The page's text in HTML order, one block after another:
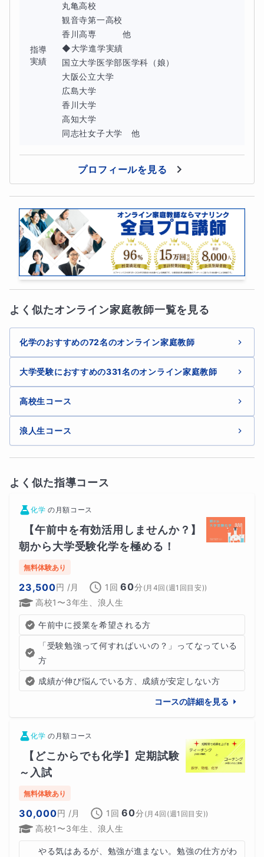
無料体験について
最初の質問は１問
コース作成の仕様上「無料体験あり」の欄に「Zoomを使
った45～60分の体験指導／お打ち合わせが可能」と表示
質問回数について
４問／月とします。
一度の解説で理解できなかった場合の
ません。理解できるまで解説します。
１問だけ（2,000円：税込2,200円）、８問／月（10,000
円：税込11,000円）のコースも設定可能です。
単発のオンライン指導
：税込2,200円）
指導
実績
丸亀高校
観音寺第一高校
香川高専　　　他
◆大学進学実績
国立大学医学部医学科（娘）
大阪公立大学
広島大学
香川大学
高知大学
同志社女子大学　他
プロフィールを見る
よく似たオンライン家庭教師一覧を見る
化学のおすすめの72名のオンライン家庭教師
大学受験におすすめの331名のオンライン家庭教師
高校生コース
浪人生コース
よく似た指導コース
化学 の 月額コース
【午前中を有効活用しませんか？】
朝から大学受験化学を極める！
無料体験あり
23,500円 /月 1回 60分 (月4回(週1回目安))
高校1〜3年生、浪人生
午前中に授業を希望される方
「受験勉強って何すればいいの？」ってなっている
方
成績が伸び悩んでいる方、成績が安定しない方
コースの詳細を見る
化学 の 月額コース
【どこからでも化学】定期試験
～入試
無料体験あり
30,000円 /月 1回 60分 (月4回(週1回目安))
高校1〜3年生、浪人生
やる気はあるが、勉強が進まない。勉強の仕方がわ